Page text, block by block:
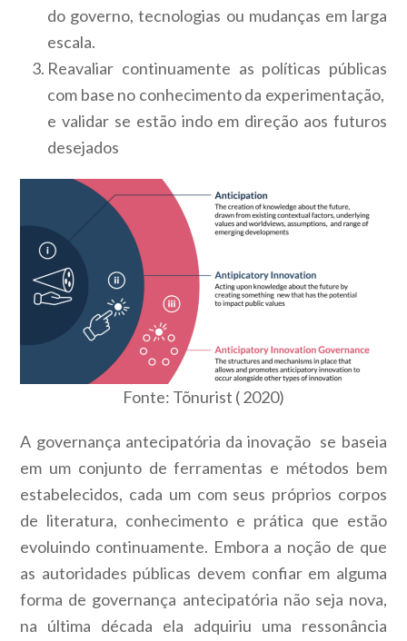
do governo, tecnologias ou mudanças em larga
escala.
Reavaliar continuamente as políticas públicas
com base no conhecimento da experimentação,
e validar se estão indo em direção aos futuros
desejados
Fonte: Tõnurist ( 2020)
A governança antecipatória da inovação se baseia
em um conjunto de ferramentas e métodos bem
estabelecidos, cada um com seus próprios corpos
de literatura, conhecimento e prática que estão
evoluindo continuamente. Embora a noção de que
as autoridades públicas devem confiar em alguma
forma de governança antecipatória não seja nova,
na última década ela adquiriu uma ressonância